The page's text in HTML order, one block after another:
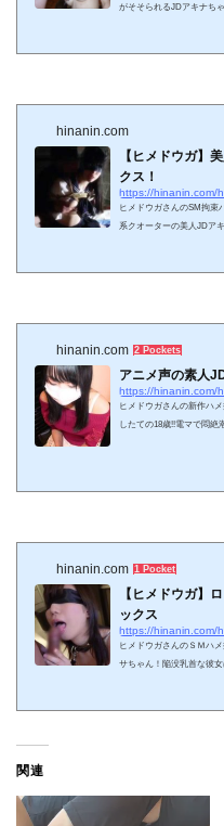
がそそられるJDアキナち
hinanin.com
【ヒメドウガ】
クス！
https://hinanin.com/
ヒメドウガさんのSM拘束
系クオーターの美人JDア
hinanin.com 2 Pockets
アニメ声の素人
https://hinanin.com/
ヒメドウガさんの新作ハ
したての18歳!!電マで悶
hinanin.com 1 Pocket
【ヒメドウガ】
ックス
https://hinanin.com/
ヒメドウガさんのＳＭハ
サちゃん！陥没乳首な彼
関連